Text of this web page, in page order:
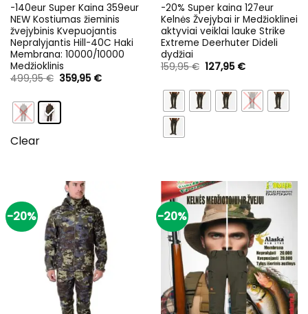
-140eur Super Kaina 359eur
NEW Kostiumas žieminis
žvejybinis Kvepuojantis
Nepralyjantis Hill-40C Haki
Membrana: 10000/10000
Medžioklinis
499,95€ Original
price
499,95 €.
359,95 €Current
Clear
-20% Super kaina 127eur
Kelnės Žvejybai ir Medžioklinei
aktyviai veiklai lauke Strike
Extreme Deerhuter Dideli
dydžiai
159,95€ Original
price
159,95 €.
127,95 €Current
127,95 €.
-20% -20%